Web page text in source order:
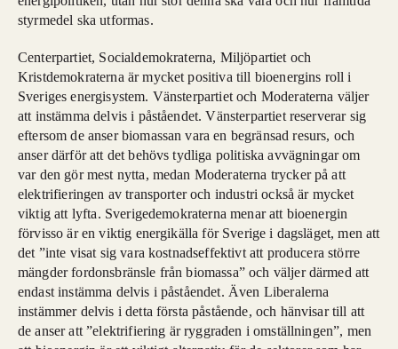
styrmedel ska utformas.
Centerpartiet, Socialdemokraterna, Miljöpartiet och
Kristdemokraterna är mycket positiva till bioenergins roll i
Sveriges energisystem. Vänsterpartiet och Moderaterna väljer
att instämma delvis i påståendet. Vänsterpartiet reserverar sig
eftersom de anser biomassan vara en begränsad resurs, och
anser därför att det behövs tydliga politiska avvägningar om
var den gör mest nytta, medan Moderaterna trycker på att
elektrifieringen av transporter och industri också är mycket
viktig att lyfta. Sverigedemokraterna menar att bioenergin
förvisso är en viktig energikälla för Sverige i dagsläget, men att
det ”inte visat sig vara kostnadseffektivt att producera större
mängder fordonsbränsle från biomassa” och väljer därmed att
endast instämma delvis i påståendet. Även Liberalerna
instämmer delvis i detta första påstående, och hänvisar till att
de anser att ”elektrifiering är ryggraden i omställningen”, men